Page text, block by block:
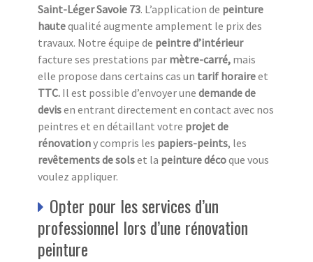
Saint-Léger Savoie 73. L’application de peinture
hautequalité augmente amplement le prix des
travaux. Notre équipe de peintre d’intérieur
facture ses prestations par mètre-carré, mais
elle propose dans certains cas un tarif horaireet
TTC. Il est possible d’envoyer une demande de
devisen entrant directement en contact avec nos
peintres et en détaillant votre projet de
rénovationy compris les papiers-peints, les
revêtements de solset la peinture décoque vous
voulez appliquer.
Opter pour les services d’un
professionnel lors d’une rénovation
peinture